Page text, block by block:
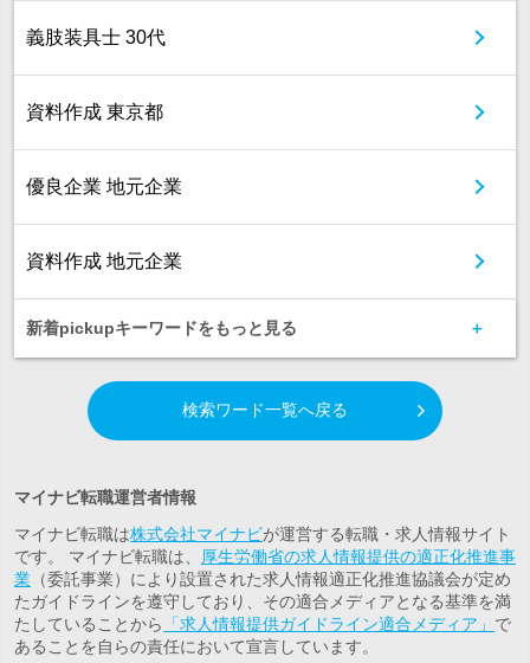
義肢装具士 30代
資料作成 東京都
優良企業 地元企業
資料作成 地元企業
新着pickupキーワードをもっと見る
検索ワード一覧へ戻る
マイナビ転職運営者情報
マイナビ転職は株式会社マイナビが運営する転職・求人情報サイト
です。 マイナビ転職は、
厚生労働省の求人情報提供の適正化推進事
業 （委託事業）により設置された求人情報適正化推進協議会が定め
たガイドラインを遵守しており、その適合メディアとなる基準を満
たしていることから
「求人情報提供ガイドライン適合メディア」 で
あることを自らの責任において宣言しています。